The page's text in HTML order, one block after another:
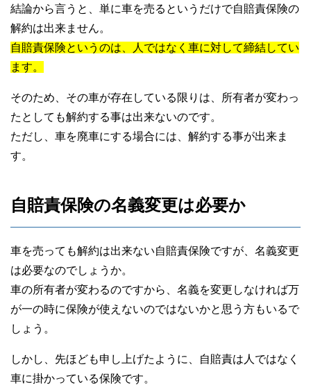
結論から言うと、単に車を売るというだけで自賠責保険の
解約は出来ません。
自賠責保険というのは、人ではなく車に対して締結してい
ます。
そのため、その車が存在している限りは、所有者が変わっ
たとしても解約する事は出来ないのです。
ただし、車を廃車にする場合には、解約する事が出来ま
す。
自賠責保険の名義変更は必要か
車を売っても解約は出来ない自賠責保険ですが、名義変更
は必要なのでしょうか。
車の所有者が変わるのですから、名義を変更しなければ万
が一の時に保険が使えないのではないかと思う方もいるで
しょう。
しかし、先ほども申し上げたように、自賠責は人ではなく
車に掛かっている保険です。